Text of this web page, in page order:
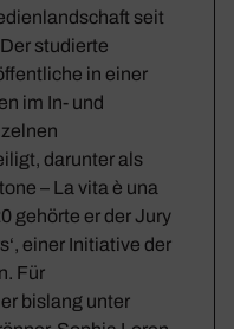
seit
studierte
in einer
im In- und
darunter als
– La vita è una
gehörte er der Jury
einer Initiative der
Für
bislang unter